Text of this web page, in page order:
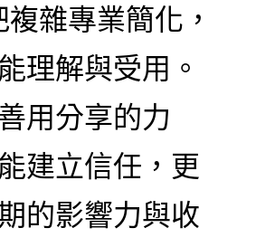
雜專業簡化，
理解與受用。
用分享的力
建立信任，更
的影響力與收